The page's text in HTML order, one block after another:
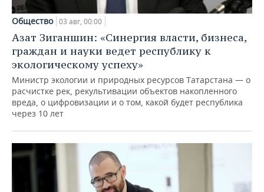
Общество 03 авг, 00:00
Азат Зиганшин: «Синергия власти, бизнеса,
граждан и науки ведет республику к
экологическому успеху»
Министр экологии и природных ресурсов Татарстана — о
расчистке рек, рекультивации объектов накопленного
вреда, о цифровизации и о том, какой будет республика
через 10 лет